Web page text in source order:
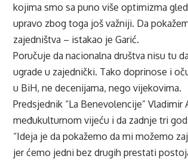
kojima smo sa puno više optimizma
upravo zbog toga još važniji. Da
zajedništva – istakao je Garić.
Poručuje da nacionalna društva nisu tu
ugrade u zajednički. Tako doprinose i
u BiH, ne decenijama, nego vijekovima.
Predsjednik “La Benevolencije”
međukulturnom vijeću i da zadnje tri
“Ideja je da pokažemo da mi možemo
jer ćemo jedni bez drugih prestati